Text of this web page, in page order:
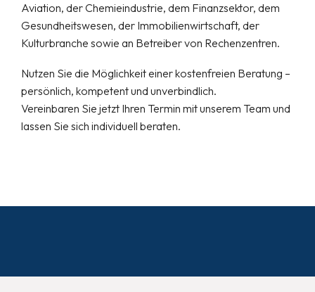
Aviation, der Chemieindustrie, dem Finanzsektor, dem
Gesundheitswesen, der Immobilienwirtschaft, der
Kulturbranche sowie an Betreiber von Rechenzentren.
Nutzen Sie die Möglichkeit einer kostenfreien Beratung –
persönlich, kompetent und unverbindlich.
Vereinbaren Sie jetzt Ihren Termin mit unserem Team und
lassen Sie sich individuell beraten.